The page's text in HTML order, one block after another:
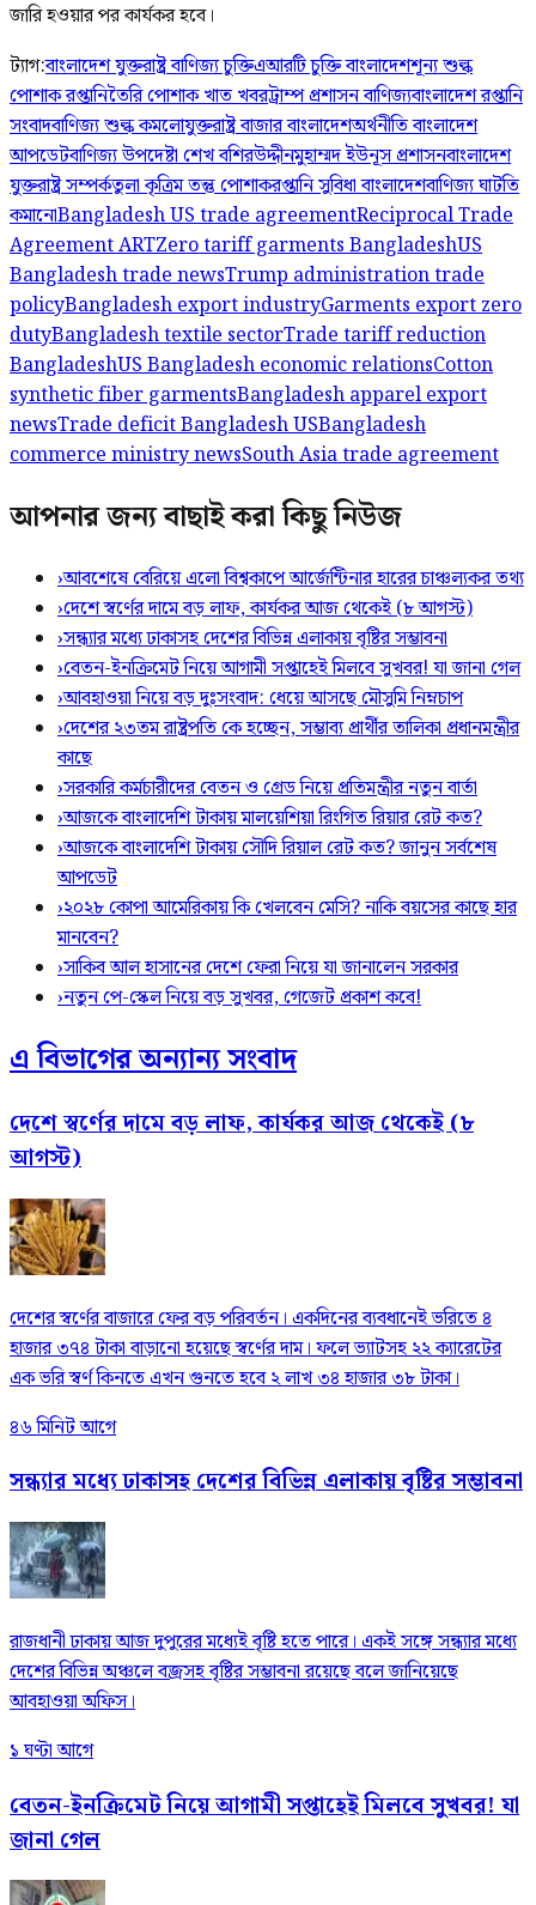
জারি হওয়ার পর কার্যকর হবে।
ট্যাগ:বাংলাদেশ যুক্তরাষ্ট্র বাণিজ্য চুক্তিএআরটি চুক্তি বাংলাদেশশূন্য শুল্ক
পোশাক রপ্তানিতৈরি পোশাক খাত খবরট্রাম্প প্রশাসন বাণিজ্যবাংলাদেশ রপ্তানি
সংবাদবাণিজ্য শুল্ক কমলোযুক্তরাষ্ট্র বাজার বাংলাদেশঅর্থনীতি বাংলাদেশ
আপডেটবাণিজ্য উপদেষ্টা শেখ বশিরউদ্দীনমুহাম্মদ ইউনূস প্রশাসনবাংলাদেশ
যুক্তরাষ্ট্র সম্পর্কতুলা কৃত্রিম তন্তু পোশাকরপ্তানি সুবিধা বাংলাদেশবাণিজ্য ঘাটতি
কমানোBangladesh US trade agreementReciprocal Trade
Agreement ARTZero tariff garments BangladeshUS
Bangladesh trade newsTrump administration trade
policyBangladesh export industryGarments export zero
dutyBangladesh textile sectorTrade tariff reduction
BangladeshUS Bangladesh economic relationsCotton
synthetic fiber garmentsBangladesh apparel export
newsTrade deficit Bangladesh USBangladesh
commerce ministry newsSouth Asia trade agreement
আপনার জন্য বাছাই করা কিছু নিউজ
›আবশেষে বেরিয়ে এলো বিশ্বকাপে আর্জেন্টিনার হারের চাঞ্চল্যকর তথ্য
›দেশে স্বর্ণের দামে বড় লাফ, কার্যকর আজ থেকেই (৮ আগস্ট)
›সন্ধ্যার মধ্যে ঢাকাসহ দেশের বিভিন্ন এলাকায় বৃষ্টির সম্ভাবনা
›বেতন-ইনক্রিমেট নিয়ে আগামী সপ্তাহেই মিলবে সুখবর! যা জানা গেল
›আবহাওয়া নিয়ে বড় দুঃসংবাদ: ধেয়ে আসছে মৌসুমি নিম্নচাপ
›দেশের ২৩তম রাষ্ট্রপতি কে হচ্ছেন, সম্ভাব্য প্রার্থীর তালিকা প্রধানমন্ত্রীর
কাছে
›সরকারি কর্মচারীদের বেতন ও গ্রেড নিয়ে প্রতিমন্ত্রীর নতুন বার্তা
›আজকে বাংলাদেশি টাকায় মালয়েশিয়া রিংগিত রিয়ার রেট কত?
›আজকে বাংলাদেশি টাকায় সৌদি রিয়াল রেট কত? জানুন সর্বশেষ
আপডেট
›২০২৮ কোপা আমেরিকায় কি খেলবেন মেসি? নাকি বয়সের কাছে হার
মানবেন?
›সাকিব আল হাসানের দেশে ফেরা নিয়ে যা জানালেন সরকার
›নতুন পে-স্কেল নিয়ে বড় সুখবর, গেজেট প্রকাশ কবে!
এ বিভাগের অন্যান্য সংবাদ
দেশে স্বর্ণের দামে বড় লাফ, কার্যকর আজ থেকেই (৮
আগস্ট)
দেশের স্বর্ণের বাজারে ফের বড় পরিবর্তন। একদিনের ব্যবধানেই ভরিতে ৪
হাজার ৩৭৪ টাকা বাড়ানো হয়েছে স্বর্ণের দাম। ফলে ভ্যাটসহ ২২ ক্যারেটের
এক ভরি স্বর্ণ কিনতে এখন গুনতে হবে ২ লাখ ৩৪ হাজার ৩৮ টাকা।
৪৬ মিনিট আগে
সন্ধ্যার মধ্যে ঢাকাসহ দেশের বিভিন্ন এলাকায় বৃষ্টির সম্ভাবনা
রাজধানী ঢাকায় আজ দুপুরের মধ্যেই বৃষ্টি হতে পারে। একই সঙ্গে সন্ধ্যার মধ্যে
দেশের বিভিন্ন অঞ্চলে বজ্রসহ বৃষ্টির সম্ভাবনা রয়েছে বলে জানিয়েছে
আবহাওয়া অফিস।
১ ঘণ্টা আগে
বেতন-ইনক্রিমেট নিয়ে আগামী সপ্তাহেই মিলবে সুখবর! যা
জানা গেল